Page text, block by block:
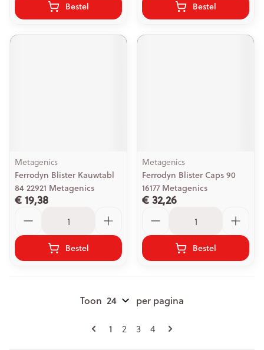
Bestel Bestel
Metagenics
Ferrodyn Blister Kauwtabl
84 22921 Metagenics
€ 19,38
Bestel
Metagenics
Ferrodyn Blister Caps 90
16177 Metagenics
€ 32,26
Bestel
Pagina's
U lees momenteel pagina
1 Pagina
2 Pagina
3 Pagina
4
Toon per pagina